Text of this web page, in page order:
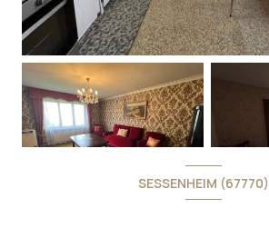
SESSENHEIM (67770)